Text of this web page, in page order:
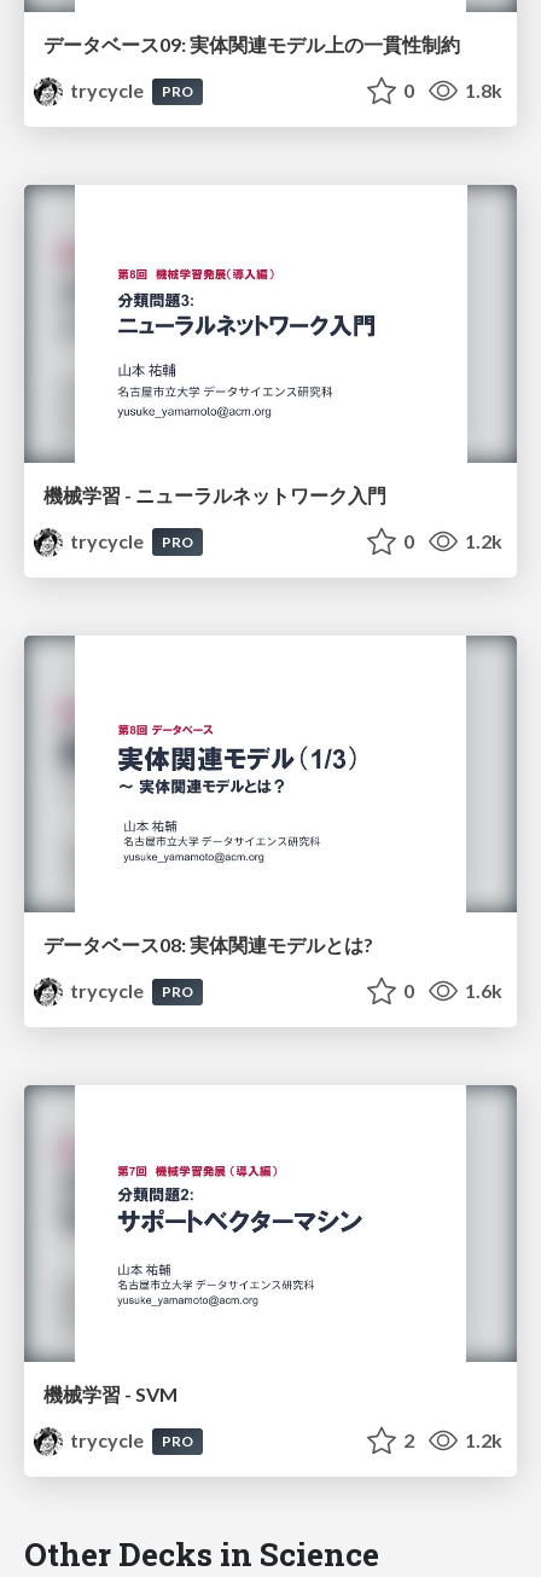
データベース09: 実体関連モデル上の一貫性制約
trycycle
PRO 0 1.8k
機械学習 - ニューラルネットワーク入門
trycycle
PRO 0 1.2k
データベース08: 実体関連モデルとは?
trycycle
PRO 0 1.6k
機械学習 - SVM
trycycle
PRO 2 1.2k
Other Decks in Science